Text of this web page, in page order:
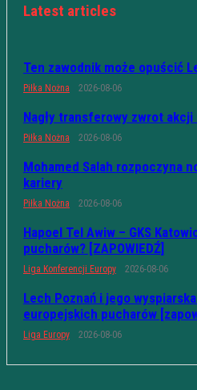
Latest articles
Ten zawodnik może opuścić
Piłka Nożna 2026-08-06
Nagły transferowy zwrot akcji
Piłka Nożna 2026-08-06
Mohamed Salah rozpoczyna
kariery
Piłka Nożna 2026-08-06
Hapoel Tel Awiw – GKS
pucharów? [ZAPOWIEDŹ]
Liga Konferencji Europy 2026-08-06
Lech Poznań i jego
europejskich pucharów
Liga Europy 2026-08-06